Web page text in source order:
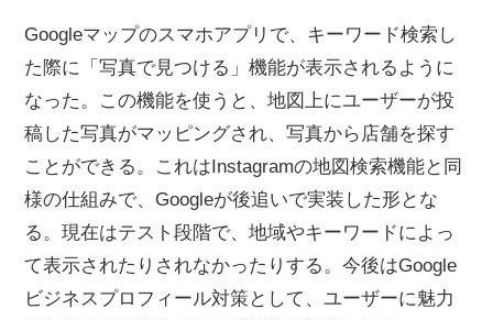
Googleマップのスマホアプリで、キーワード検索し
た際に「写真で見つける」機能が表示されるように
なった。この機能を使うと、地図上にユーザーが投
稿した写真がマッピングされ、写真から店舗を探す
ことができる。これはInstagramの地図検索機能と同
様の仕組みで、Googleが後追いで実装した形とな
る。現在はテスト段階で、地域やキーワードによっ
て表示されたりされなかったりする。今後はGoogle
ビジネスプロフィール対策として、ユーザーに魅力